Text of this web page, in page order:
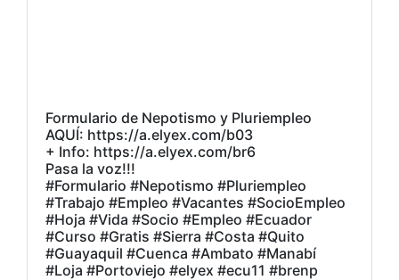
Formulario de Nepotismo y Pluriempleo
AQUÍ: https://a.elyex.com/b03
+ Info: https://a.elyex.com/br6
Pasa la voz!!!
#Formulario #Nepotismo #Pluriempleo
#Trabajo #Empleo #Vacantes #SocioEmpleo
#Hoja #Vida #Socio #Empleo #Ecuador
#Curso #Gratis #Sierra #Costa #Quito
#Guayaquil #Cuenca #Ambato #Manabí
#Loja #Portoviejo #elyex #ecu11 #brenp